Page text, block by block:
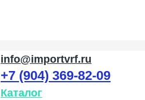
info@importvrf.ru
+7 (904) 369-82-09
Каталог